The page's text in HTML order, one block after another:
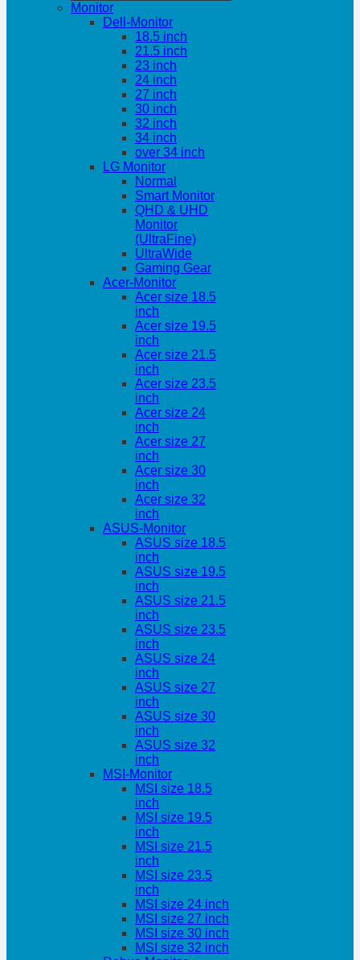
Monitor
Dell-Monitor
18.5 inch
21.5 inch
23 inch
24 inch
27 inch
30 inch
32 inch
34 inch
over 34 inch
LG Monitor
Normal
Smart Monitor
QHD & UHD
Monitor
(UltraFine)
UltraWide
Gaming Gear
Acer-Monitor
Acer size 18.5
inch
Acer size 19.5
inch
Acer size 21.5
inch
Acer size 23.5
inch
Acer size 24
inch
Acer size 27
inch
Acer size 30
inch
Acer size 32
inch
ASUS-Monitor
ASUS size 18.5
inch
ASUS size 19.5
inch
ASUS size 21.5
inch
ASUS size 23.5
inch
ASUS size 24
inch
ASUS size 27
inch
ASUS size 30
inch
ASUS size 32
inch
MSI-Monitor
MSI size 18.5
inch
MSI size 19.5
inch
MSI size 21.5
inch
MSI size 23.5
inch
MSI size 24 inch
MSI size 27 inch
MSI size 30 inch
MSI size 32 inch